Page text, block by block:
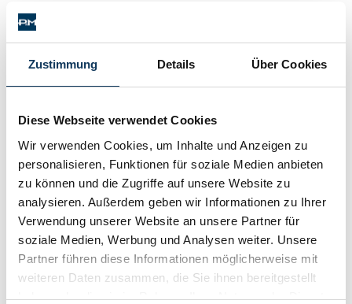
Zustimmung Details Über Cookies
Diese Webseite verwendet Cookies
Wir verwenden Cookies, um Inhalte und Anzeigen zu
personalisieren, Funktionen für soziale Medien anbieten
zu können und die Zugriffe auf unsere Website zu
analysieren. Außerdem geben wir Informationen zu Ihrer
Verwendung unserer Website an unsere Partner für
soziale Medien, Werbung und Analysen weiter. Unsere
Partner führen diese Informationen möglicherweise mit
weiteren Daten zusammen, die Sie ihnen bereitgestellt
haben oder die sie im Rahmen Ihrer Nutzung der Dienste
Wichtige Vertragsklauseln bei Kauf-
und Übergabeverträgen
Schenkung von Immobilien
Checkliste: Immobilienertragssteuer
Checkliste: Mietvertrag
Checkliste: GmbH-Gründung
Checkliste: Gewerbeanm. durch jur.
Person
Kontakt
Kategorien:
Skirecht / Sportrecht (103)
Wirtschaftsrecht / Gesellschaftsrecht (382)
Schadenersatz / Schmerzensgeld / Gewährleistung (417)